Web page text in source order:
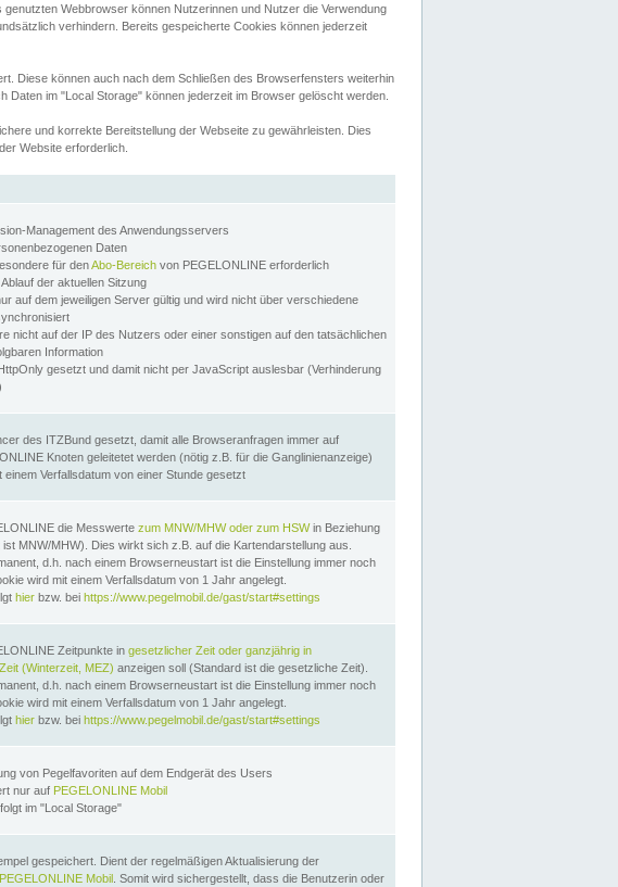
Webbrowser können Nutzerinnen und Nutzer die Verwendung
verhindern. Bereits gespeicherte Cookies können jederzeit
Diese können auch nach dem Schließen des Browserfensters weiterhin
im "Local Storage" können jederzeit im Browser gelöscht werden.
und korrekte Bereitstellung der Webseite zu gewährleisten. Dies
Website erforderlich.
Management des Anwendungsservers
Daten
für denAbo-Bereich von PEGELONLINE erforderlich
der aktuellen Sitzung
auf dem jeweiligen Server gültig und wird nicht über verschiedene
nicht auf der IP des Nutzers oder einer sonstigen auf den tatsächlichen
Information
gesetzt und damit nicht per JavaScript auslesbar (Verhinderung
des ITZBund gesetzt, damit alle Browseranfragen immer auf
Knoten geleitetet werden (nötig z.B. für die Ganglinienanzeige)
einem Verfallsdatum von einer Stunde gesetzt
die Messwerte zum MNW/MHW oder zum HSWin Beziehung
MNW/MHW). Dies wirkt sich z.B. auf die Kartendarstellung aus.
d.h. nach einem Browserneustart ist die Einstellung immer noch
wird mit einem Verfallsdatum von 1 Jahr angelegt.
hier bzw. bei https://www.pegelmobil.de/gast/start#settings
Zeitpunkte in gesetzlicher Zeit oder ganzjährig in
(Winterzeit, MEZ) anzeigen soll (Standard ist die gesetzliche Zeit).
d.h. nach einem Browserneustart ist die Einstellung immer noch
wird mit einem Verfallsdatum von 1 Jahr angelegt.
hier bzw. bei https://www.pegelmobil.de/gast/start#settings
von Pegelfavoriten auf dem Endgerät des Users
nur auf PEGELONLINE Mobil
im "Local Storage"
gespeichert. Dient der regelmäßigen Aktualisierung der
PEGELONLINE Mobil . Somit wird sichergestellt, dass die Benutzerin oder